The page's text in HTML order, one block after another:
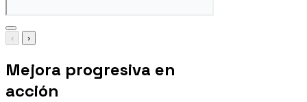
‹ ›
Mejora progresiva en
acción